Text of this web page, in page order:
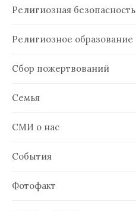
Религиозная безопасность
Религиозное образование
Сбор пожертвований
Семья
СМИ о нас
События
Фотофакт